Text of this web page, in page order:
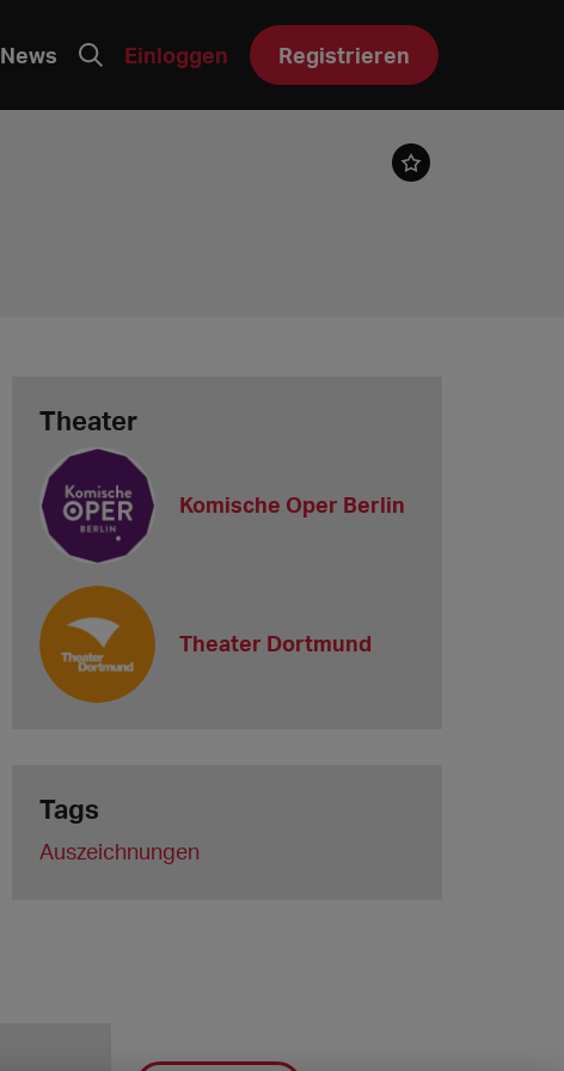
News Einloggen Registrieren
Theater
Komische Oper Berlin
Theater Dortmund
Tags
Auszeichnungen